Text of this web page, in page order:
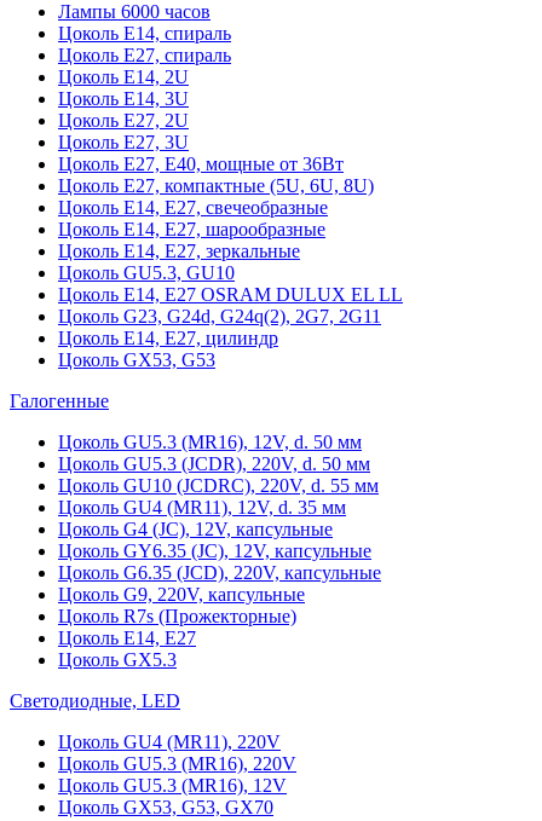
Лампы 6000 часов
Цоколь Е14, спираль
Цоколь Е27, спираль
Цоколь Е14, 2U
Цоколь Е14, 3U
Цоколь Е27, 2U
Цоколь Е27, 3U
Цоколь Е27, Е40, мощные от 36Вт
Цоколь Е27, компактные (5U, 6U, 8U)
Цоколь Е14, Е27, свечеобразные
Цоколь Е14, Е27, шарообразные
Цоколь Е14, Е27, зеркальные
Цоколь GU5.3, GU10
Цоколь Е14, Е27 OSRAM DULUX EL LL
Цоколь G23, G24d, G24q(2), 2G7, 2G11
Цоколь Е14, Е27, цилиндр
Цоколь GX53, G53
Галогенные
Цоколь GU5.3 (MR16), 12V, d. 50 мм
Цоколь GU5.3 (JCDR), 220V, d. 50 мм
Цоколь GU10 (JCDRC), 220V, d. 55 мм
Цоколь GU4 (MR11), 12V, d. 35 мм
Цоколь G4 (JC), 12V, капсульные
Цоколь GY6.35 (JC), 12V, капсульные
Цоколь G6.35 (JCD), 220V, капсульные
Цоколь G9, 220V, капсульные
Цоколь R7s (Прожекторные)
Цоколь E14, E27
Цоколь GX5.3
Светодиодные, LED
Цоколь GU4 (MR11), 220V
Цоколь GU5.3 (MR16), 220V
Цоколь GU5.3 (MR16), 12V
Цоколь GX53, G53, GX70